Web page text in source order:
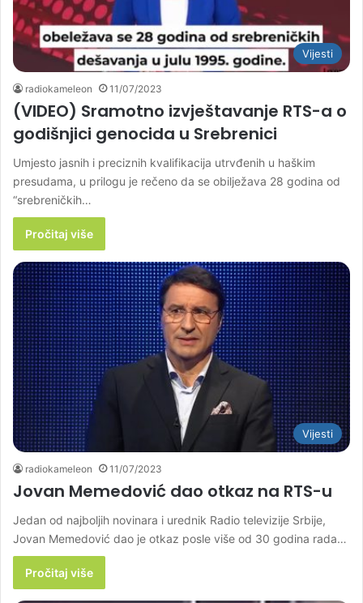
Vijesti
radiokameleon 11/07/2023
(VIDEO) Sramotno izvještavanje RTS-a o
godišnjici genocida u Srebrenici
Umjesto jasnih i preciznih kvalifikacija utrvđenih u haškim
presudama, u prilogu je rečeno da se obilježava 28 godina od
“srebreničkih…
Pročitaj više
Vijesti
radiokameleon 11/07/2023
Jovan Memedović dao otkaz na RTS-u
Jedan od najboljih novinara i urednik Radio televizije Srbije,
Jovan Memedović dao je otkaz posle više od 30 godina rada…
Pročitaj više